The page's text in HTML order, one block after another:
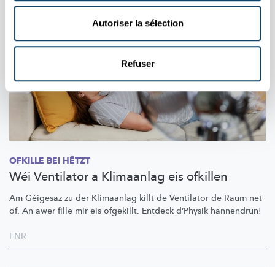
Autoriser la sélection
Refuser
OFKILLE BEI HËTZT
Wéi Ventilator a Klimaanlag eis ofkillen
Am Géigesaz zu der Klimaanlag killt de Ventilator de Raum net
of. An awer fille mir eis ofgekillt. Entdeck d’Physik hannendrun!
FNR